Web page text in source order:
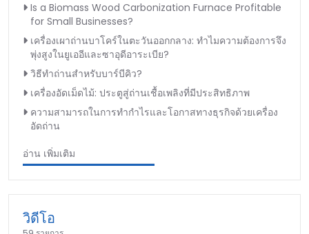
Is a Biomass Wood Carbonization Furnace Profitable
for Small Businesses?
เครื่องเผาถ่านบาโคร์ในตะวันออกกลาง: ทำไมความต้องการจึง
พุ่งสูงในยูเออีและซาอุดีอาระเบีย?
วิธีทำถ่านสำหรับบาร์บีคิว?
เครื่องอัดเม็ดไม้: ประตูสู่ถ่านเชื้อเพลิงที่มีประสิทธิภาพ
ความสามารถในการทำกำไรและโอกาสทางธุรกิจด้วยเครื่อง
อัดถ่าน
อ่าน เพิ่มเติม
วิดีโอ